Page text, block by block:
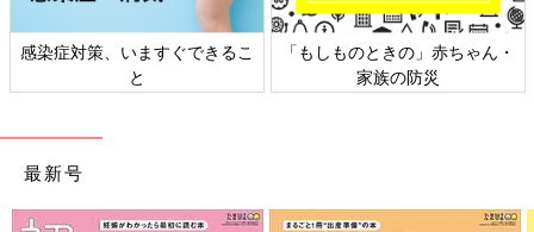
感染症対策、いますぐできるこ
と
「もしものときの」赤ちゃん・
家族の防災
最新号